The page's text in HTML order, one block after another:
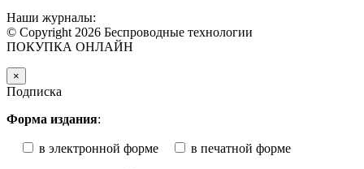
Наши журналы:
© Copyright 2026 Беспроводные технологии
ПОКУПКА ОНЛАЙН
×
Подписка
Форма издания:
в электронной форме в печатной форме